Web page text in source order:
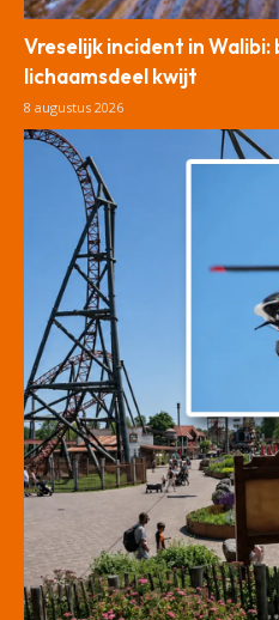
Vreselijk incident in
lichaamsdeel kwijt
8 augustus 2026